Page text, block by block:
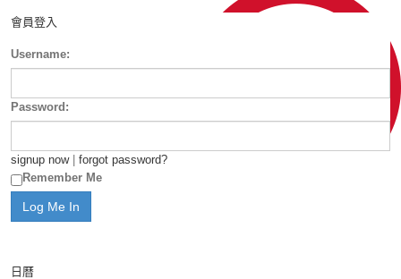
會員登入
Username:
Password:
signup now| forgot password?
Remember Me
日曆